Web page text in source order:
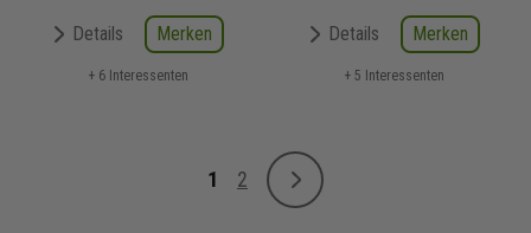
Details Merken
+ 6 Interessenten
Details Merken
+ 5 Interessenten
Sie lesen gerade Seite
1
Seite
2
Weiter